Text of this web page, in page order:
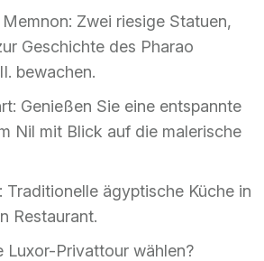
Zwei riesige Statuen,
Geschichte des Pharao
bewachen.
Genießen Sie eine entspannte
Nil mit Blick auf die malerische
Traditionelle ägyptische Küche in
Restaurant.
Luxor-Privattour wählen?